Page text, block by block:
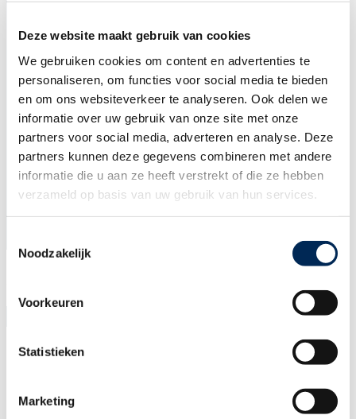
Deze website maakt gebruik van cookies
We gebruiken cookies om content en advertenties te
personaliseren, om functies voor social media te bieden
en om ons websiteverkeer te analyseren. Ook delen we
informatie over uw gebruik van onze site met onze
partners voor social media, adverteren en analyse. Deze
partners kunnen deze gegevens combineren met andere
informatie die u aan ze heeft verstrekt of die ze hebben
verzameld op basis van uw gebruik van hun services.
Noodzakelijk
Voorkeuren
Statistieken
Marketing
Onze vestigingen
Contactformulier
info@interfisc.be
+32 (0)3 825 5003
Offerte aanvragen
Corporate brochure
Onze opleidingen
Downloads
VOLG ONS
SitemapAlgemene voorwaarden
Privacy statement